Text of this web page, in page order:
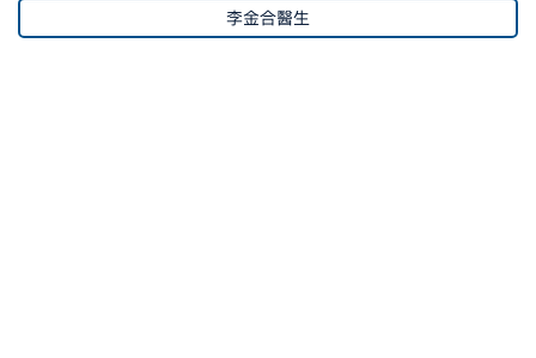
李金合醫生